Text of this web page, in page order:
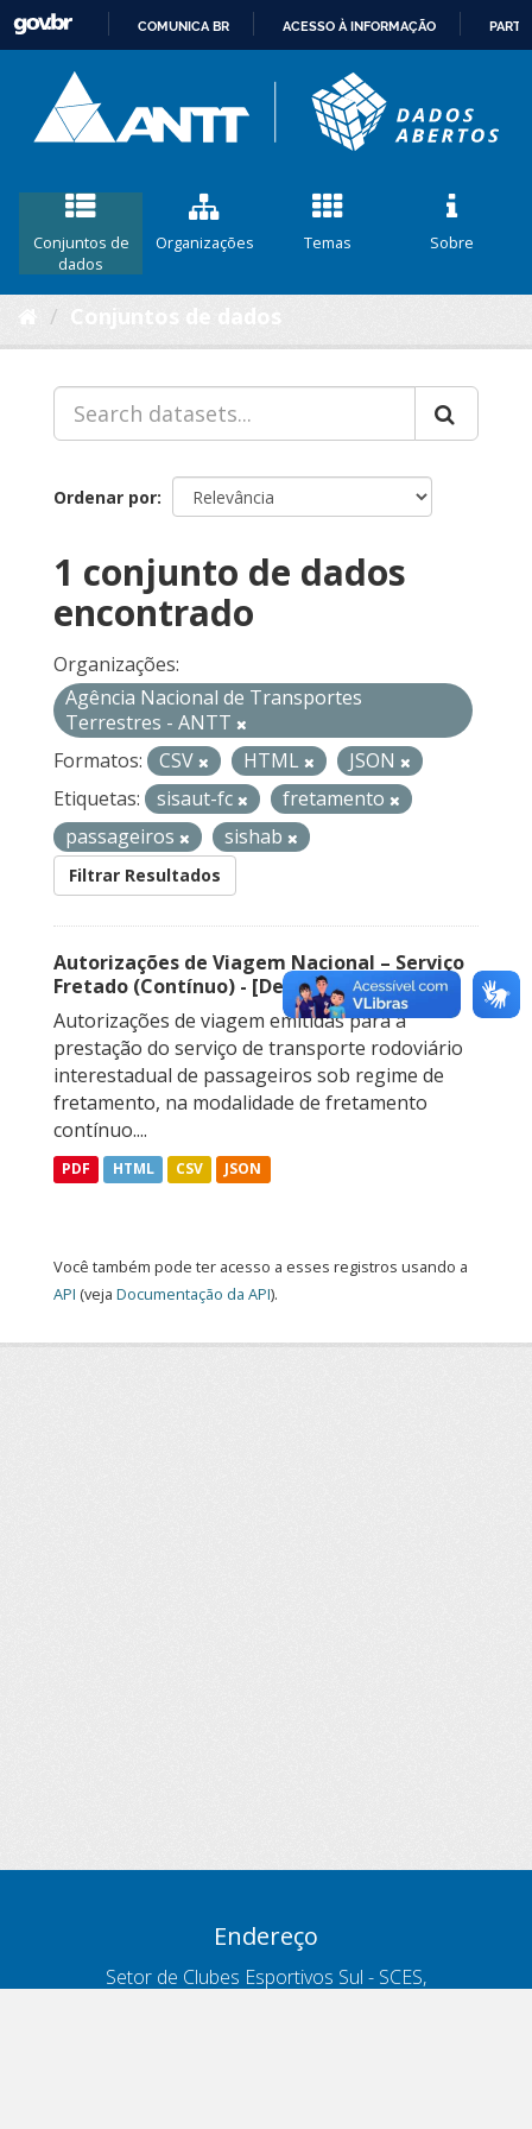
CONTEÚDO
COMUNICA BR ACESSO À INFORMAÇÃO
Conjuntos de
dados
Organizações Temas Sobre
Ordenar por
1 conjunto de dados
encontrado
Organizações:
Agência Nacional de Transportes
Terrestres - ANTT
Formatos:
CSV HTML
JSON
Etiquetas:
sisaut-fc
fretamento
passageiros
sishab
Filtrar Resultados
Autorizações de Viagem Nacional – Serviço
Fretado (Contínuo) - [Descontinuado]
Autorizações de viagem emitidas para a
prestação do serviço de transporte rodoviário
interestadual de passageiros sob regime de
fretamento, na modalidade de fretamento
contínuo....
PDF HTML CSV JSON
Você também pode ter acesso a esses registros usando a
API (veja Documentação da API).
Endereço
Setor de Clubes Esportivos Sul - SCES,